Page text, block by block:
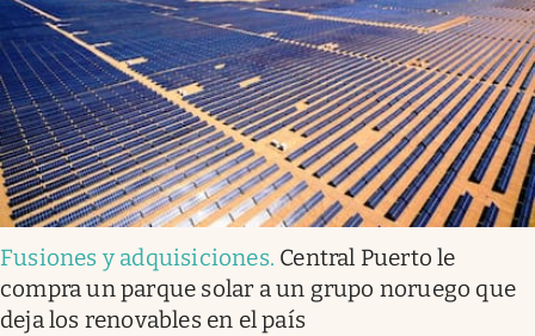
Fusiones y adquisiciones. Central Puerto le
compra un parque solar a un grupo noruego que
deja los renovables en el país